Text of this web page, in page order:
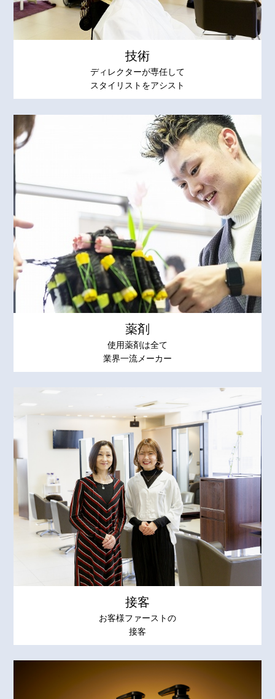
技術
ディレクターが専任して
スタイリストをアシスト
薬剤
使用薬剤は全て
業界一流メーカー
接客
お客様ファーストの
接客